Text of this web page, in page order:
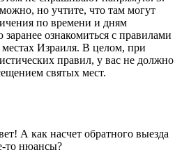
но учтите, что там могут
по времени и дням
ознакомиться с правилами
Израиля. В целом, при
правил, у вас не должно
святых мест.
А как насчет обратного выезда
то нюансы?